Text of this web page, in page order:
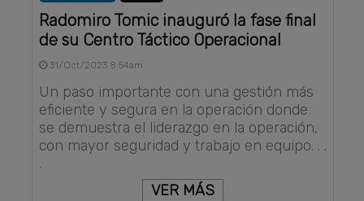
Radomiro Tomic inauguró la fase final
de su Centro Táctico Operacional
31/Oct/2023 8:54am
Un paso importante con una gestión más
eficiente y segura en la operación donde
se demuestra el liderazgo en la operación,
con mayor seguridad y trabajo en equipo. . .
.
VER MÁS